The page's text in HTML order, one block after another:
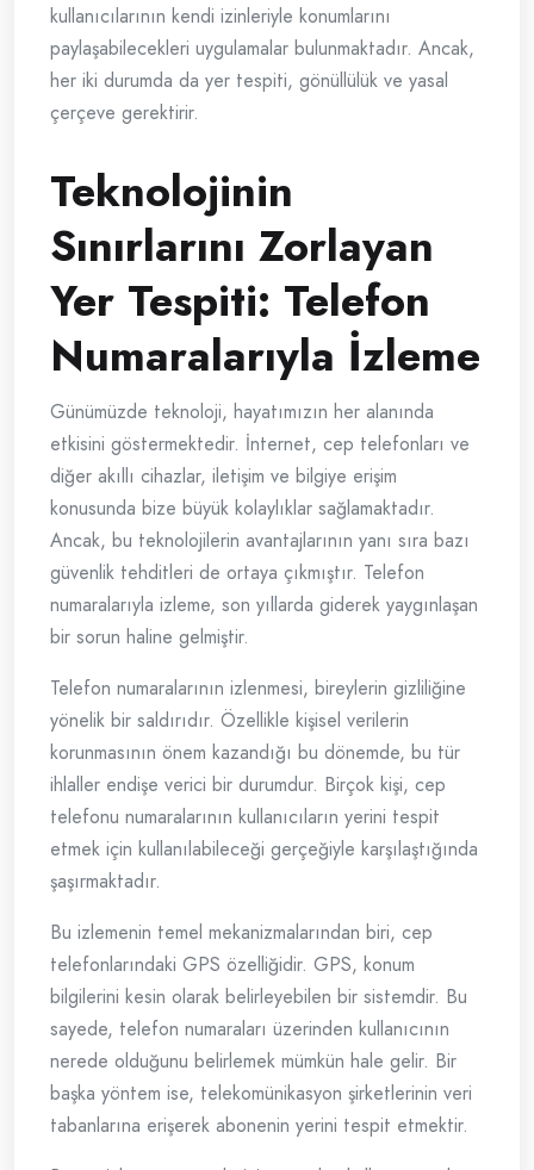
kullanıcılarının kendi izinleriyle konumlarını
paylaşabilecekleri uygulamalar bulunmaktadır. Ancak,
her iki durumda da yer tespiti, gönüllülük ve yasal
çerçeve gerektirir.
Teknolojinin
Sınırlarını Zorlayan
Yer Tespiti: Telefon
Numaralarıyla İzleme
Günümüzde teknoloji, hayatımızın her alanında
etkisini göstermektedir. İnternet, cep telefonları ve
diğer akıllı cihazlar, iletişim ve bilgiye erişim
konusunda bize büyük kolaylıklar sağlamaktadır.
Ancak, bu teknolojilerin avantajlarının yanı sıra bazı
güvenlik tehditleri de ortaya çıkmıştır. Telefon
numaralarıyla izleme, son yıllarda giderek yaygınlaşan
bir sorun haline gelmiştir.
Telefon numaralarının izlenmesi, bireylerin gizliliğine
yönelik bir saldırıdır. Özellikle kişisel verilerin
korunmasının önem kazandığı bu dönemde, bu tür
ihlaller endişe verici bir durumdur. Birçok kişi, cep
telefonu numaralarının kullanıcıların yerini tespit
etmek için kullanılabileceği gerçeğiyle karşılaştığında
şaşırmaktadır.
Bu izlemenin temel mekanizmalarından biri, cep
telefonlarındaki GPS özelliğidir. GPS, konum
bilgilerini kesin olarak belirleyebilen bir sistemdir. Bu
sayede, telefon numaraları üzerinden kullanıcının
nerede olduğunu belirlemek mümkün hale gelir. Bir
başka yöntem ise, telekomünikasyon şirketlerinin veri
tabanlarına erişerek abonenin yerini tespit etmektir.